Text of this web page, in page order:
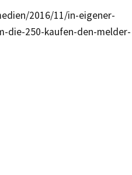
2016/11/in-eigener-
die-250-kaufen-den-melder-